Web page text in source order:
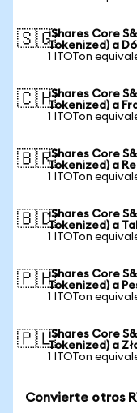
🇸🇬iShares Core
Tokenized) a
1 ITOTon
🇨🇭iShares Core
Tokenized) a
1 ITOTon
🇧🇷iShares Core
Tokenized) a
1 ITOTon
🇧🇩iShares Core
Tokenized) a
1 ITOTon
🇵🇭iShares Core
Tokenized) a
1 ITOTon
🇵🇱iShares Core
Tokenized) a
1 ITOTon
Convierte otros